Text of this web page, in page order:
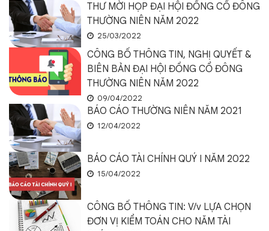
THƯ MỜI HỌP ĐẠI HỘI ĐỒNG CỔ ĐÔNG
THƯỜNG NIÊN NĂM 2022
25/03/2022
CÔNG BỐ THÔNG TIN, NGHỊ QUYẾT &
BIÊN BẢN ĐẠI HỘI ĐỒNG CỔ ĐÔNG
THƯỜNG NIÊN NĂM 2022
09/04/2022
BÁO CÁO THƯỜNG NIÊN NĂM 2021
12/04/2022
BÁO CÁO TÀI CHÍNH QUÝ I NĂM 2022
15/04/2022
CÔNG BỐ THÔNG TIN: V/v LỰA CHỌN
ĐƠN VỊ KIỂM TOÁN CHO NĂM TÀI